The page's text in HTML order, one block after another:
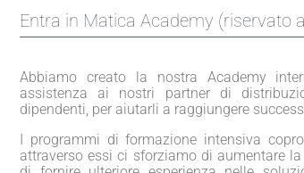
Entra in Matica Academy (riservato
Abbiamo creato la nostra Academy
assistenza ai nostri partner di
dipendenti, per aiutarli a raggiungere
I programmi di formazione intensiva
attraverso essi ci sforziamo di aumentare